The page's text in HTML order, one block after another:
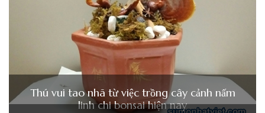
Thú vui tao nhã từ việc trồng cây cảnh nấm
linh chi bonsai hiện nay